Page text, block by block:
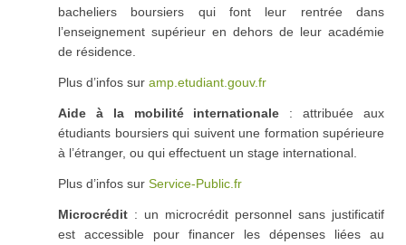
bacheliers boursiers qui font leur rentrée dans
l’enseignement supérieur en dehors de leur académie
de résidence.
Plus d’infos sur amp.etudiant.gouv.fr
Aide à la mobilité internationale : attribuée aux
étudiants boursiers qui suivent une formation supérieure
à l’étranger, ou qui effectuent un stage international.
Plus d’infos sur Service-Public.fr
Microcrédit : un microcrédit personnel sans justificatif
est accessible pour financer les dépenses liées au